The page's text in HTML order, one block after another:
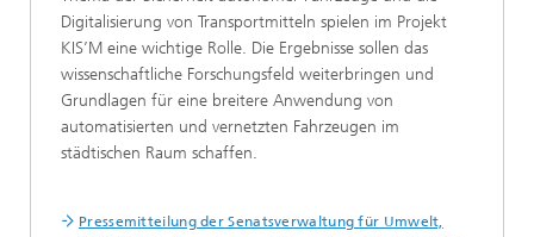
Digitalisierung von Transportmitteln spielen im Projekt
KIS’M eine wichtige Rolle. Die Ergebnisse sollen das
wissenschaftliche Forschungsfeld weiterbringen und
Grundlagen für eine breitere Anwendung von
automatisierten und vernetzten Fahrzeugen im
städtischen Raum schaffen.
Pressemitteilung der Senatsverwaltung für Umwelt,